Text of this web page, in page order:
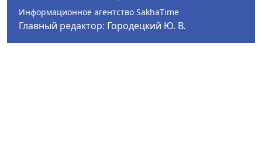
Информационное агентство SakhaTime
Главный редактор: Городецкий Ю. В.